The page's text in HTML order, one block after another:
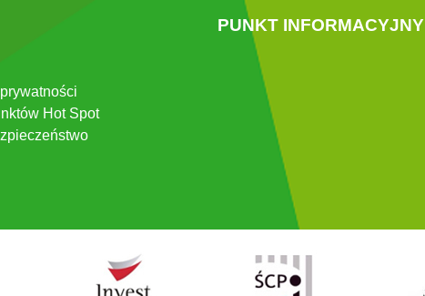
Hot Spot
PUNKT INFORMACYJNY